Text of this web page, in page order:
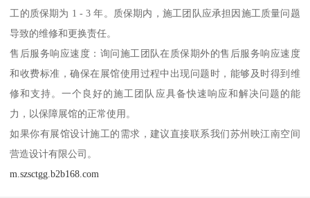
工的质保期为 1 - 3 年。质保期内，施工团队应承担因施工质量问题
导致的维修和更换责任。
售后服务响应速度：询问施工团队在质保期外的售后服务响应速度
和收费标准，确保在展馆使用过程中出现问题时，能够及时得到维
修和支持。一个良好的施工团队应具备快速响应和解决问题的能
力，以保障展馆的正常使用。
如果你有展馆设计施工的需求，建议直接联系我们苏州映江南空间
营造设计有限公司。
m.szsctgg.b2b168.com